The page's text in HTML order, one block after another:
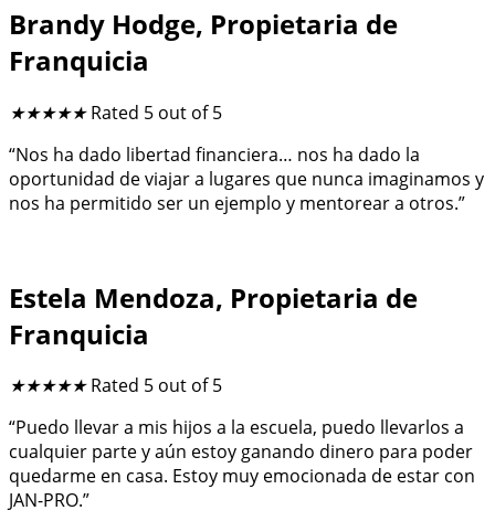
Brandy Hodge, Propietaria de
Franquicia
★★★★★ Rated 5 out of 5
“Nos ha dado libertad financiera… nos ha dado la
oportunidad de viajar a lugares que nunca imaginamos y
nos ha permitido ser un ejemplo y mentorear a otros.”
Estela Mendoza, Propietaria de
Franquicia
★★★★★ Rated 5 out of 5
“Puedo llevar a mis hijos a la escuela, puedo llevarlos a
cualquier parte y aún estoy ganando dinero para poder
quedarme en casa. Estoy muy emocionada de estar con
JAN-PRO.”